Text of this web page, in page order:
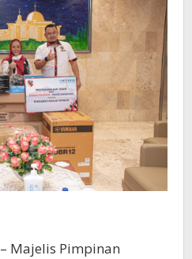
– Majelis Pimpinan